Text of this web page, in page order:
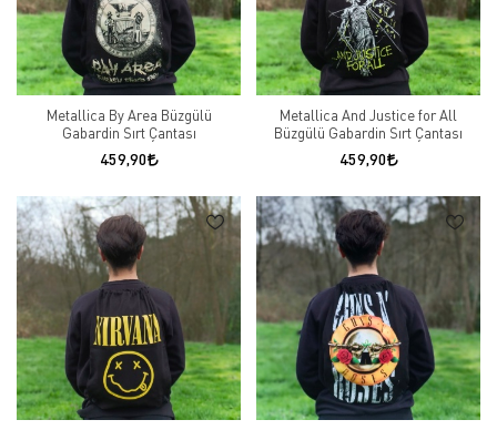
Metallica By Area Büzgülü
Gabardin Sırt Çantası
459,90
Metallica And Justice for All
Büzgülü Gabardin Sırt Çantası
459,90